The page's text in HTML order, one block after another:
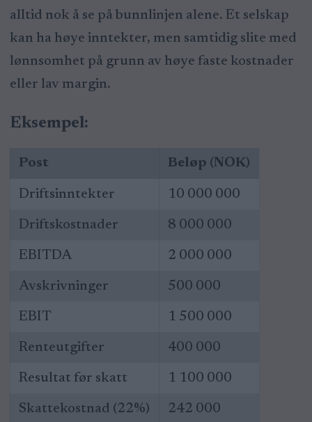
alltid nok å se på bunnlinjen alene. Et selskap
kan ha høye inntekter, men samtidig slite med
lønnsomhet på grunn av høye faste kostnader
eller lav margin.
Eksempel:
Post Beløp (NOK)
Driftsinntekter 10 000 000
Driftskostnader 8 000 000
EBITDA 2 000 000
Avskrivninger 500 000
EBIT 1 500 000
Renteutgifter 400 000
Resultat før skatt 1 100 000
Skattekostnad (22%) 242 000